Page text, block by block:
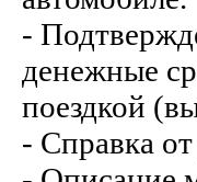
-
денежные
поездкой
- Справка от